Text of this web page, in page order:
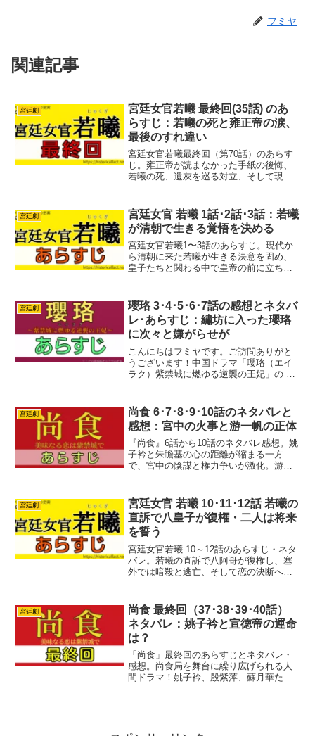
フミヤ
関連記事
宮廷劇
宮廷女官若曦 最終回(35話) のあ
らすじ：若曦の死と雍正帝の涙、
最後のすれ違い
宮廷女官若曦最終回（第70話）のあらす
じ。雍正帝が読まなかった手紙の後悔、
若曦の死、遺灰を巡る対立、そして現代
宮廷劇
宮廷女官 若曦 1話･2話･3話：若曦
が清朝で生きる覚悟を決める
宮廷女官若曦1〜3話のあらすじ。現代か
ら清朝に来た若曦が生きる決意を固め、
皇子たちと関わる中で皇帝の前に立ち、
宮廷劇
瓔珞 3･4･5･6･7話の感想とネタバ
レ･あらすじ：繡坊に入った瓔珞
に次々と嫌がらせが
こんにちはフミヤです。ご訪問ありがと
うございます！中国ドラマ「瓔珞（エイ
ラク）紫禁城に燃ゆる逆襲の王妃」の 3･
人公の魏瓔珞（演：ウー・ジンイェン）
は姉の死の真...
宮廷劇
尚食 6･7･8･9･10話のネタバレと
感想：宮中の火事と游一帆の正体
『尚食』6話から10話のネタバレ感想。姚
子衿と朱瞻基の心の距離が縮まる一方
で、宮中の陰謀と権力争いが激化。游一
宮廷劇
宮廷女官 若曦 10･11･12話 若曦の
直訴で八皇子が復権・二人は将来
を誓う
宮廷女官若曦 10～12話のあらすじ・ネタ
バレ。若曦の直訴で八阿哥が復権し、塞
外では暗殺と逃亡、そして恋の決断へ。
宮廷劇
尚食 最終回（37･38･39･40話）
ネタバレ：姚子衿と宣徳帝の運命
は？
「尚食」最終回のあらすじとネタバレ・
感想。尚食局を舞台に繰り広げられる人
間ドラマ！姚子衿、殷紫萍、蘇月華たち